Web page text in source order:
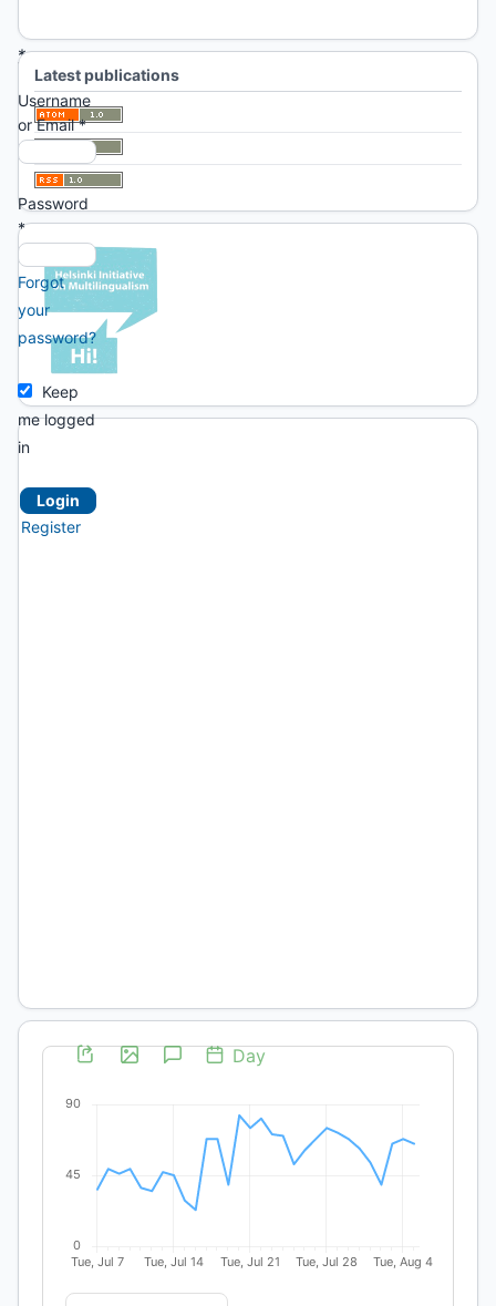
asterisk:
*
Username
or Email*
Password
*
Forgot
your
password?
Keep
me logged
in
Login
Register
Latest publications